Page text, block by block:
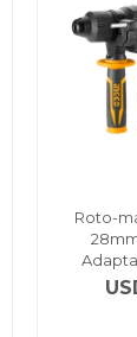
Roto-